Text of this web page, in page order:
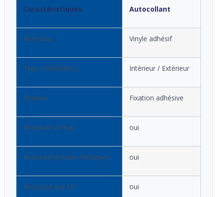
Caractéristiques Autocollant
Matériau Vinyle adhésif
Type d'utilisation Intérieur / Extérieur
Fixation Fixation adhésive
Résistant à l'eau oui
Résistant produit chimiques oui
Résistant aux UV oui